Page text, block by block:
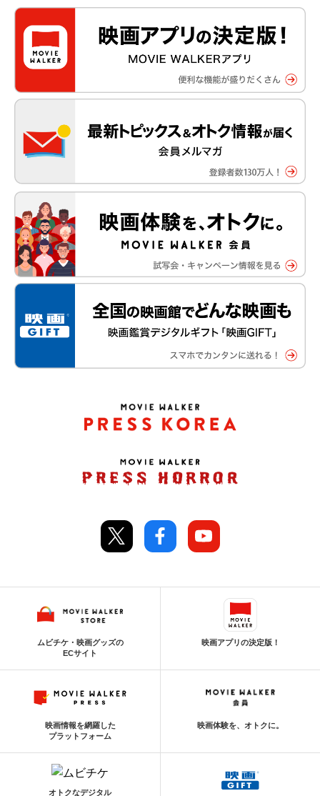
ムビチケ・映画グッズの
ECサイト
映画アプリの決定版！
映画情報を網羅した
プラットフォーム
映画体験を、オトクに。
オトクなデジタル